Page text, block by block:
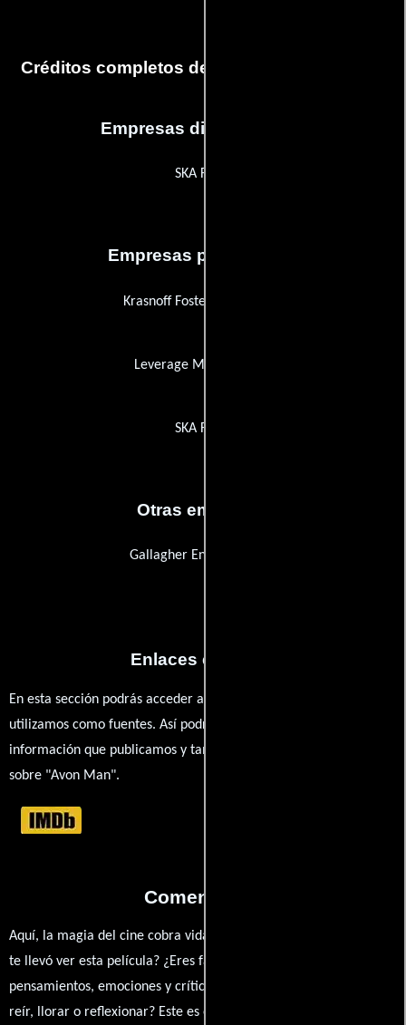
Créditos completos de la película Avon Man
Empresas distribuidoras
SKA Films
Empresas productoras
Krasnoff Foster Productions
Leverage Management
SKA Films
Otras empresas
Gallagher Entertainment
Enlaces externos
En esta sección podrás acceder a los recursos externos que
utilizamos como fuentes. Así podrás chequear toda la
información que publicamos y también ampliar tu conocimiento
sobre "Avon Man".
Comentarios
Aquí, la magia del cine cobra vida a través de tus opiniones. ¿Qué
te llevó ver esta película? ¿Eres fan de? Comparte tus
pensamientos, emociones y críticas sobre Avon Man. ¿Te hizo
reír, llorar o reflexionar? Este es el lugar para expresarlo. ¡No te